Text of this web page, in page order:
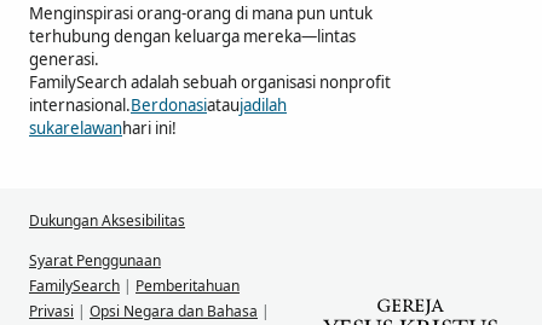
Menginspirasi orang-orang di mana pun untuk
terhubung dengan keluarga mereka—lintas
generasi.
FamilySearch adalah sebuah organisasi nonprofit
internasional.Berdonasiataujadilah
sukarelawanhari ini!
Dukungan Aksesibilitas
Syarat Penggunaan
FamilySearch | Pemberitahuan
Privasi | Opsi Negara dan Bahasa |